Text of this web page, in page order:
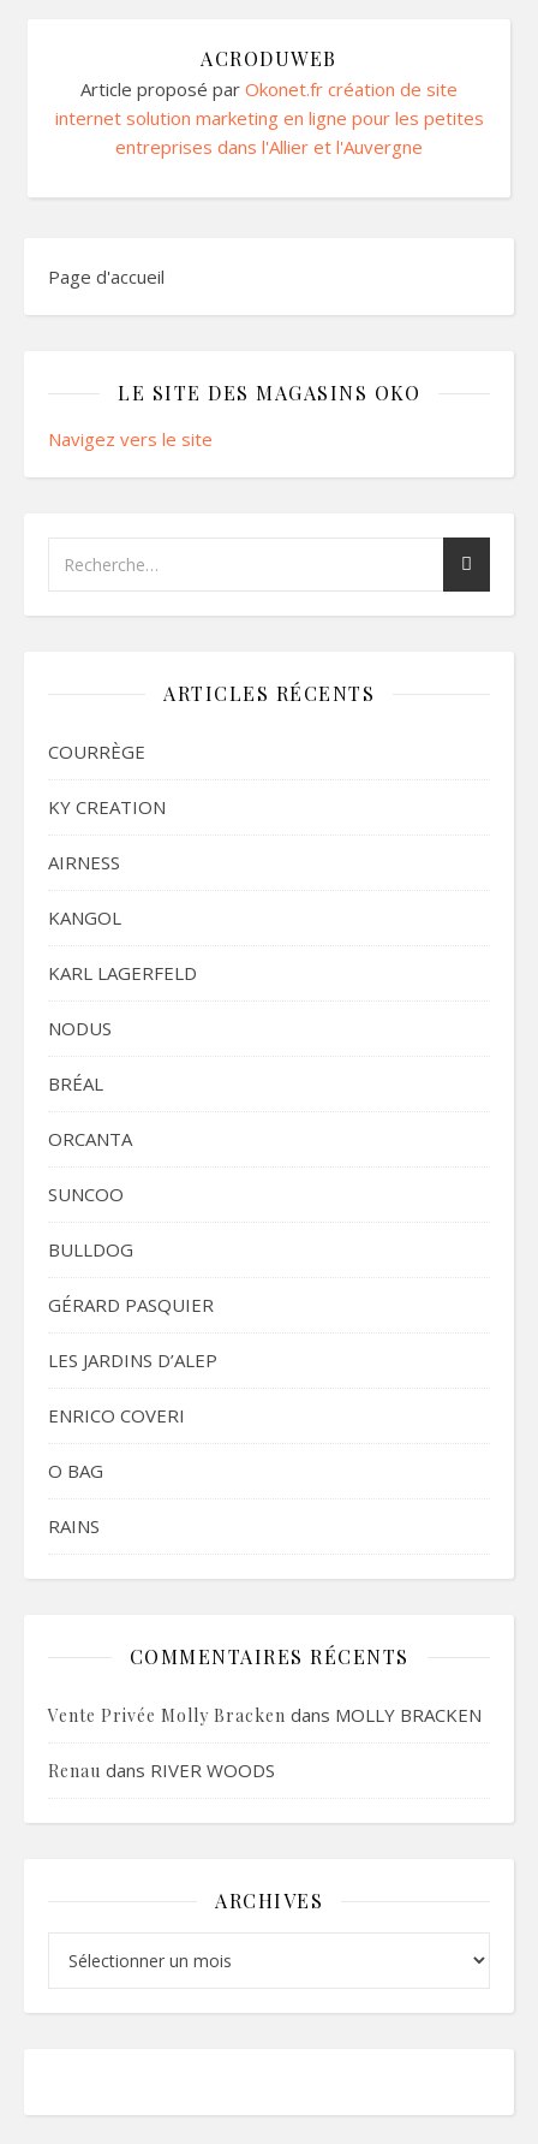
ACRODUWEB
Article proposé par Okonet.fr création de site
internet solution marketing en ligne pour les petites
entreprises dans l'Allier et l'Auvergne
Page d'accueil
LE SITE DES MAGASINS OKO
Navigez vers le site
ARTICLES RÉCENTS
COURRÈGE
KY CREATION
AIRNESS
KANGOL
KARL LAGERFELD
NODUS
BRÉAL
ORCANTA
SUNCOO
BULLDOG
GÉRARD PASQUIER
LES JARDINS D’ALEP
ENRICO COVERI
O BAG
RAINS
COMMENTAIRES RÉCENTS
Vente Privée Molly Bracken dans MOLLY BRACKEN
Renau dans RIVER WOODS
ARCHIVES